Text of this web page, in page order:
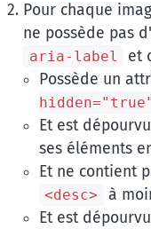
Pour chaque
ne possède pas
aria-label
et
Possède un
hidden="true"
Et est
ses éléments
Et ne contient
<desc>
à
Et est